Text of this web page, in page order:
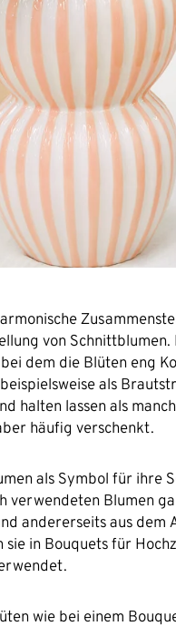
von
dem die Blüten eng
als
halten lassen als
häufig verschenkt.
als Symbol für ihre
Blumen
andererseits aus dem
in Bouquets für
wie bei einem